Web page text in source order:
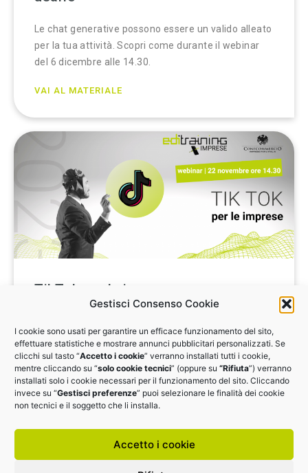
Gestisci Consenso Cookie
I cookie sono usati per garantire un efficace funzionamento del sito,
effettuare statistiche e mostrare annunci pubblicitari personalizzati. Se
clicchi sul tasto “Accetto i cookie” verranno installati tutti i cookie,
mentre cliccando su “solo cookie tecnici” (oppure su “Rifiuta”) verranno
installati solo i cookie necessari per il funzionamento del sito. Cliccando
invece su “Gestisci preferenze” puoi selezionare le finalità dei cookie
non tecnici e il soggetto che li installa.
Accetto i cookie
Le chat generative possono essere un valido alleato
per la tua attività. Scopri come durante il webinar
del 6 dicembre alle 14.30.
VAI AL MATERIALE
TikTok per le imprese
Scopri tutti i segreti del social media del momento:
webinar il 22 novembre alle 14.30
VAI AL MATERIALE